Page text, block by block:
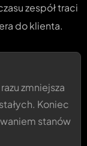
zespół traci
do klienta.
zmniejsza
Koniec
stanów